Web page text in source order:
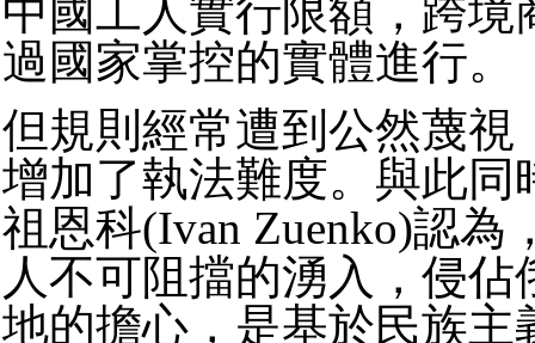
中國工人實行限額，跨境
過國家掌控的實體進行。
但規則經常遭到公然蔑視
增加了執法難度。與此同
祖恩科(Ivan Zuenko)認為
人不可阻擋的湧入，侵佔
地的擔心，是基於民族主